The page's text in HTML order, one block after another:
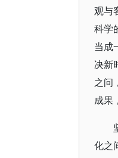
观与
科学
当成
决新
之问
成果
化之